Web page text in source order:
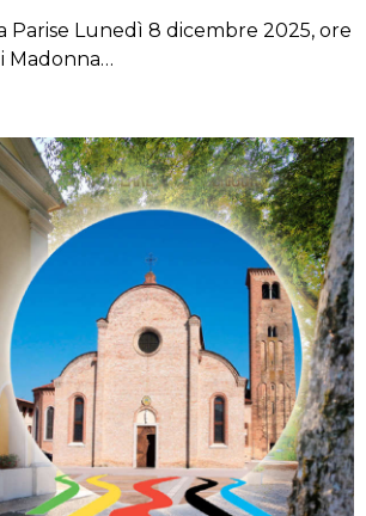
Parise Lunedì 8 dicembre 2025, ore
Madonna…